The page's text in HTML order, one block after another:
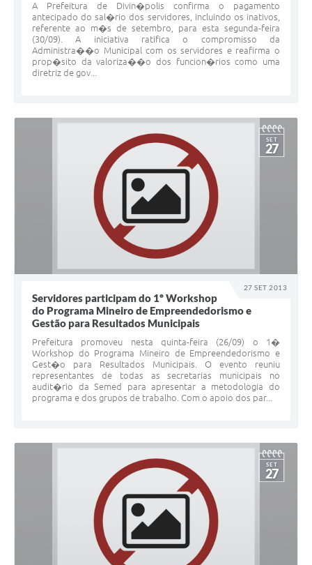
A Prefeitura de Divin�polis confirma o pagamento
antecipado do sal�rio dos servidores, incluindo os inativos,
referente ao m�s de setembro, para esta segunda-feira
(30/09). A iniciativa ratifica o compromisso da
Administra��o Municipal com os servidores e reafirma o
prop�sito da valoriza��o dos funcion�rios como uma
diretriz de gov...
27 SET 2013
SET
27
Servidores participam do 1º Workshop
do Programa Mineiro de Empreendedorismo e
Gestão para Resultados Municipais
Prefeitura promoveu nesta quinta-feira (26/09) o 1�
Workshop do Programa Mineiro de Empreendedorismo e
Gest�o para Resultados Municipais. O evento reuniu
representantes de todas as secretarias municipais no
audit�rio da Semed para apresentar a metodologia do
programa e dos grupos de trabalho. Com o apoio dos par...
SET
27